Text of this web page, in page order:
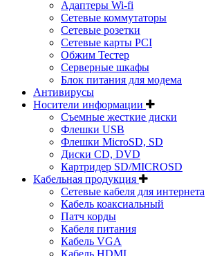
Адаптеры Wi-fi
Сетевые коммутаторы
Сетевые розетки
Сетевые карты PCI
Обжим Тестер
Серверные шкафы
Блок питания для модема
Антивирусы
Носители информации
Съемные жесткие диски
Флешки USB
Флешки MicroSD, SD
Диски CD, DVD
Картридер SD/MICROSD
Кабельная продукция
Сетевые кабеля для интернета
Кабель коаксиальный
Патч корды
Кабеля питания
Кабель VGA
Кабель HDMI